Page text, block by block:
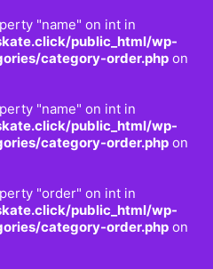
"name" on int in
public_html/wp-
category-order.php on
"name" on int in
public_html/wp-
category-order.php on
"order" on int in
public_html/wp-
category-order.php on